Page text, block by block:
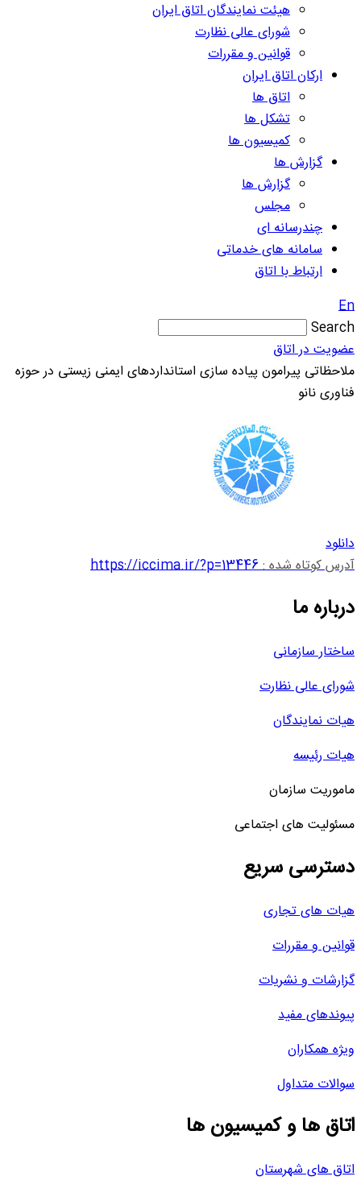
هیئت نمایندگان اتاق ایران
شورای عالی نظارت
قوانین و مقررات
ارکان اتاق ایران
اتاق ها
تشکل ها
کمیسیون ها
گزارش ها
گزارش ها
مجلس
چندرسانه ای
سامانه های خدماتی
ارتباط با اتاق
En
Search
عضویت در اتاق
ملاحظاتی پیرامون پیاده سازی استانداردهای ایمنی زیستی در حوزه
فناوری نانو
دانلود
آدرس کوتاه شده :https://iccima.ir/?p=13446
درباره ما
ساختار سازمانی
شورای عالی نظارت
هیات نمایندگان
هیات رئیسه
ماموریت سازمان
مسئولیت های اجتماعی
دسترسی سریع
هیات های تجاری
قوانین و مقررات
گزارشات و نشریات
پیوندهای مفید
ویژه همکاران
سوالات متداول
اتاق ها و کمیسیون ها
اتاق های شهرستان